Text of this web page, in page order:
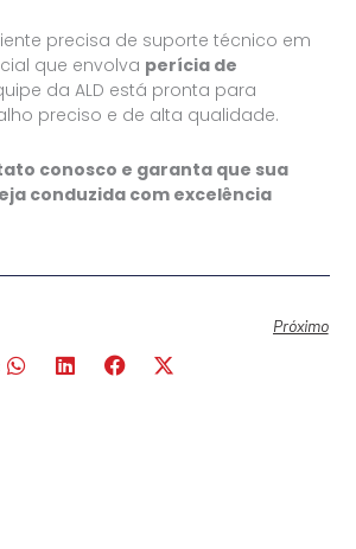
precisa de suporte técnico em
que envolva perícia de
da ALD está pronta para
preciso e de alta qualidade.
conosco e garanta que sua
conduzida com excelência
Próximo